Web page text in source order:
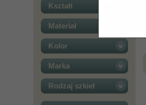
Kształt
Materiał
Kolor
Marka
Rodzaj szkieł